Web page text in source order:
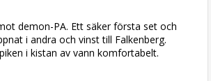
demon-PA. Ett säker första set och
i andra och vinst till Falkenberg.
i kistan av vann komfortabelt.